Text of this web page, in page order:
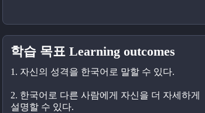
학습 목표 Learning outcomes
1. 자신의 성격을 한국어로 말할 수 있다.
2. 한국어로 다른 사람에게 자신을 더 자세하게
설명할 수 있다.